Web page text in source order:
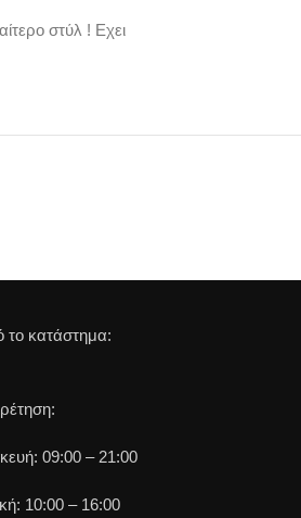
στύλ ! Εχει
το κατάστημα:
09:00 – 21:00
10:00 – 16:00